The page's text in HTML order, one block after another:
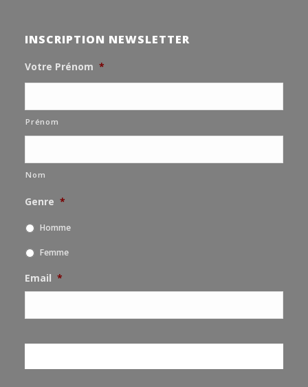
INSCRIPTION NEWSLETTER
Votre Prénom *
Prénom
Nom
Genre *
Homme
Femme
Email *